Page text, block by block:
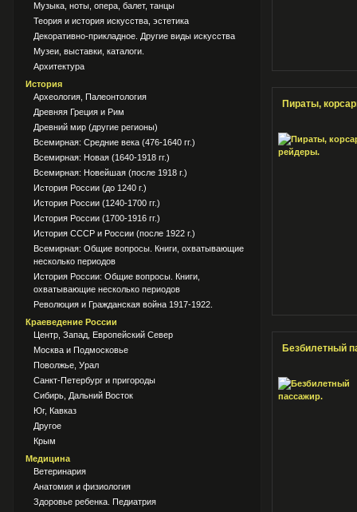
Музыка, ноты, опера, балет, танцы
Теория и история искусства, эстетика
Декоративно-прикладное. Другие виды искусства
Музеи, выставки, каталоги.
Архитектура
История
Археология, Палеонтология
Древняя Греция и Рим
Древний мир (другие регионы)
Всемирная: Средние века (476-1640 гг.)
Всемирная: Новая (1640-1918 гг.)
Всемирная: Новейшая (после 1918 г.)
История России (до 1240 г.)
История России (1240-1700 гг.)
История России (1700-1916 гг.)
История СССР и России (после 1922 г.)
Всемирная: Общие вопросы. Книги, охватывающие
несколько периодов
История России: Общие вопросы. Книги,
охватывающие несколько периодов
Революция и Гражданская война 1917-1922.
Краеведение России
Центр, Запад, Европейский Север
Москва и Подмосковье
Поволжье, Урал
Санкт-Петербург и пригороды
Сибирь, Дальний Восток
Юг, Кавказ
Другое
Крым
Медицина
Ветеринария
Анатомия и физиология
Здоровье ребенка. Педиатрия
Пираты,
Безбилетный